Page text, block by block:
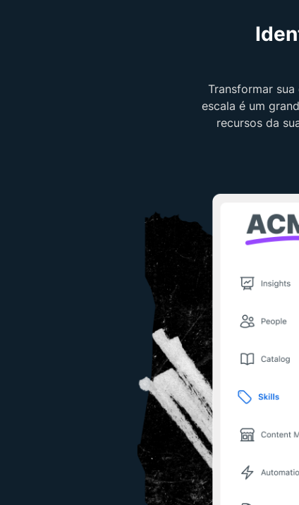
Transformar
escala é um
recursos da